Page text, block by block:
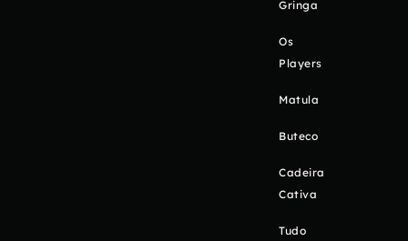
Gringa
Os
Players
Matula
Buteco
Cadeira
Cativa
Tudo